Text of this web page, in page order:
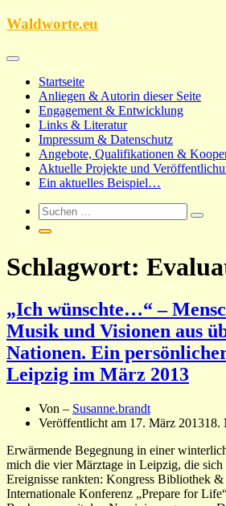
Zum
Waldworte.eu
Startseite
Anliegen & Autorin dieser Seite
Engagement & Entwicklung
Links & Literatur
Impressum & Datenschutz
Angebote, Qualifikationen &
Aktuelle Projekte und
Ein aktuelles Beispiel…
Schlagwort:
„Ich wünschte…“ –
Musik und Visionen aus
Nationen. Ein
Leipzig im März 2013
Von – Susanne.brandt
Veröffentlicht am 17. März 201318.
Erwärmende Begegnung in einer
mich die vier Märztage in Leipzig, die sich
Ereignisse rankten: Kongress Bibliothek
Internationale Konferenz „Prepare for